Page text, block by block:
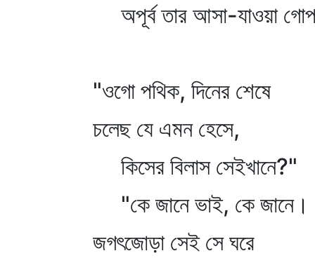
অপূর্ব তার আসা-যাওয়া
"ওগো পথিক, দিনের শেষে
চলেছ যে এমন হেসে,
কিসের বিলাস সেইখানে?"
"কে জানে ভাই, কে জানে।
জগৎজোড়া সেই সে ঘরে